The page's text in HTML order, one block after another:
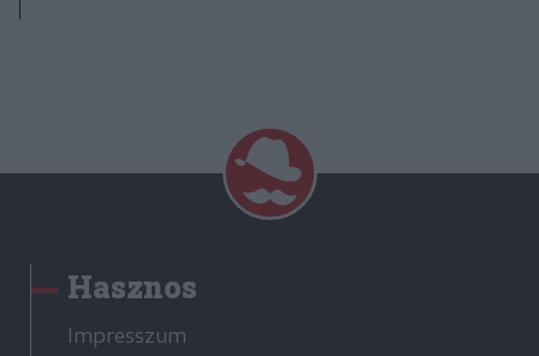
Hasznos
Impresszum